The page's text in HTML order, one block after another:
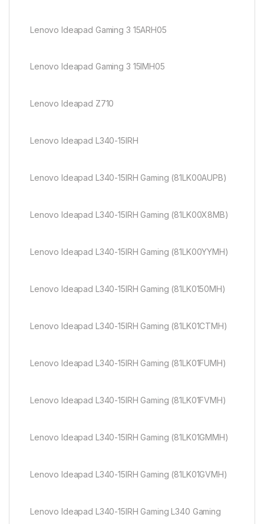
Lenovo Ideapad Gaming 3 15ARH05
Lenovo Ideapad Gaming 3 15IMH05
Lenovo Ideapad Z710
Lenovo Ideapad L340-15IRH
Lenovo Ideapad L340-15IRH Gaming (81LK00AUPB)
Lenovo Ideapad L340-15IRH Gaming (81LK00X8MB)
Lenovo Ideapad L340-15IRH Gaming (81LK00YYMH)
Lenovo Ideapad L340-15IRH Gaming (81LK0150MH)
Lenovo Ideapad L340-15IRH Gaming (81LK01CTMH)
Lenovo Ideapad L340-15IRH Gaming (81LK01FUMH)
Lenovo Ideapad L340-15IRH Gaming (81LK01FVMH)
Lenovo Ideapad L340-15IRH Gaming (81LK01GMMH)
Lenovo Ideapad L340-15IRH Gaming (81LK01GVMH)
Lenovo Ideapad L340-15IRH Gaming L340 Gaming